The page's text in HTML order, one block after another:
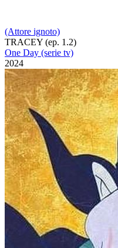
(Attore ignoto)
TRACEY (ep. 1.2)
One Day (serie tv)
2024